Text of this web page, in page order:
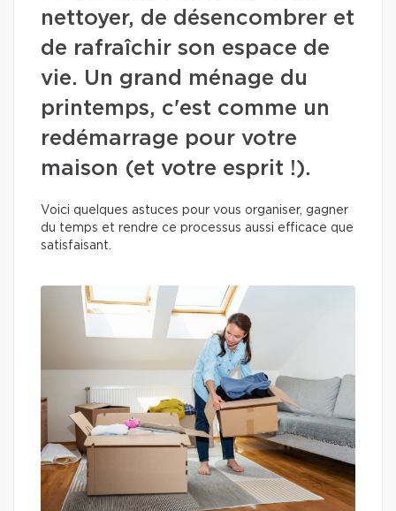
nettoyer, de désencombrer et
de rafraîchir son espace de
vie. Un grand ménage du
printemps, c'est comme un
redémarrage pour votre
maison (et votre esprit !).
Voici quelques astuces pour vous organiser, gagner
du temps et rendre ce processus aussi efficace que
satisfaisant.